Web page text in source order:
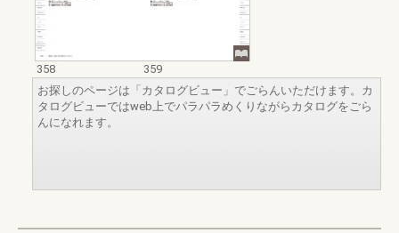
358
359
お探しのページは「カタログビュー」でごらんいただけます。カ
タログビューではweb上でパラパラめくりながらカタログをごら
んになれます。